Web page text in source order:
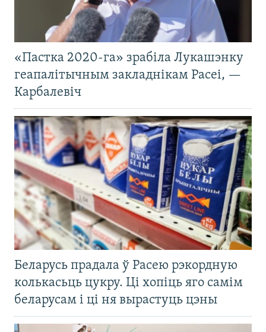
«Пастка 2020-га» зрабіла Лукашэнку
геапалітычным закладнікам Расеі, —
Карбалевіч
Беларусь прадала ў Расею рэкордную
колькасьць цукру. Ці хопіць яго самім
беларусам і ці ня вырастуць цэны